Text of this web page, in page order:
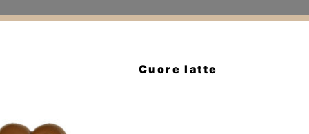
Cuore latte